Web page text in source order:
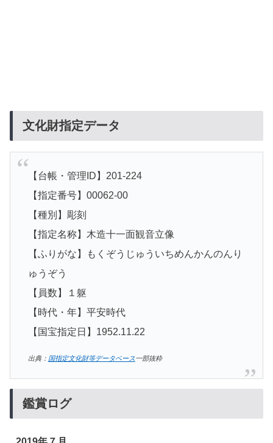
文化財指定データ
【台帳・管理ID】201-224
【指定番号】00062-00
【種別】彫刻
【指定名称】木造十一面観音立像
【ふりがな】もくぞうじゅういちめんかんのんり
ゅうぞう
【員数】１躯
【時代・年】平安時代
【国宝指定日】1952.11.22
出典： 国指定文化財等データベース一部抜粋
鑑賞ログ